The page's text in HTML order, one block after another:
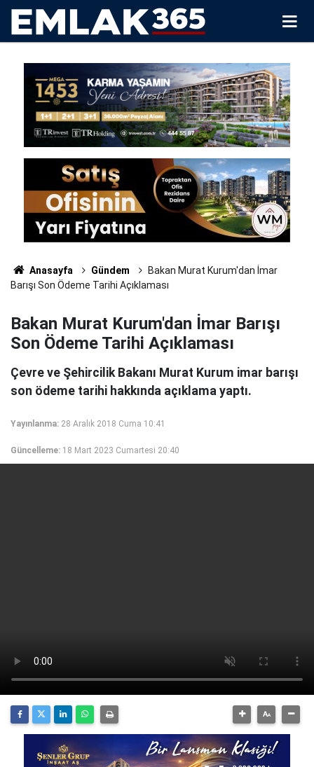
Anasayfa Gündem
Bakan Murat Kurum'dan İmar
Barışı Son Ödeme Tarihi Açıklaması
Bakan Murat Kurum'dan İmar Barışı
Son Ödeme Tarihi Açıklaması
Çevre ve Şehircilik Bakanı Murat Kurum imar barışı
son ödeme tarihi hakkında açıklama yaptı.
Yayınlanma: 28 Aralık 2018 Cuma 10:41
Güncelleme: 18 Mart 2023 Cumartesi 20:40